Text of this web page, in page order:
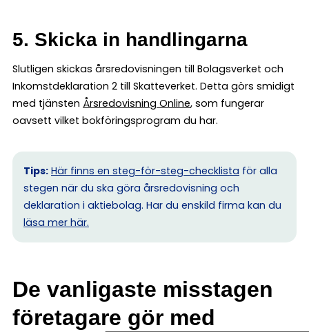
5. Skicka in handlingarna
Slutligen skickas årsredovisningen till Bolagsverket och
Inkomstdeklaration 2 till Skatteverket. Detta görs smidigt
med tjänsten Årsredovisning Online, som fungerar
oavsett vilket bokföringsprogram du har.
Tips: Här finns en steg-för-steg-checklista för alla
stegen när du ska göra årsredovisning och
deklaration i aktiebolag. Har du enskild firma kan du
läsa mer här.
De vanligaste misstagen
företagare gör med